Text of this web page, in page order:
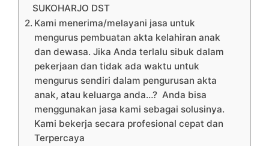
SUKOHARJO DST
Kami menerima/melayani jasa untuk
mengurus pembuatan akta kelahiran anak
dan dewasa. Jika Anda terlalu sibuk dalam
pekerjaan dan tidak ada waktu untuk
mengurus sendiri dalam pengurusan akta
anak, atau keluarga anda…? Anda bisa
menggunakan jasa kami sebagai solusinya.
Kami bekerja secara profesional cepat dan
Terpercaya